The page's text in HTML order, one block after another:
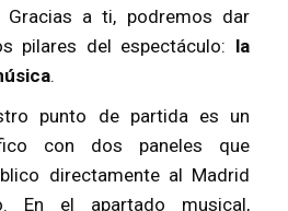
Gracias a ti, podremos dar
pilares del espectáculo: la
.
punto de partida es un
con dos paneles que
directamente al Madrid
En el apartado musical,